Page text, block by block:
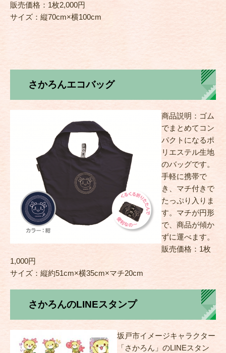
販売価格：1枚2,000円
サイズ：縦70cm×横100cm
さかろんエコバッグ
商品説明：ゴム
でまとめてコン
パクトになるポ
リエステル生地
のバッグです。
手軽に携帯で
き、マチ付きで
たっぷり入りま
す。マチが円形
で、商品が傾か
ずに運べます。
販売価格：1枚
1,000円
サイズ：縦約51cm×横35cm×マチ20cm
さかろんのLINEスタンプ
坂戸市イメージキャラクター
「さかろん」のLINEスタン